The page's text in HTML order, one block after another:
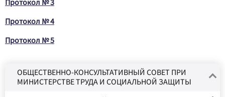
Протокол № 3
Протокол № 4
Протокол № 5
ОБЩЕСТВЕННО-КОНСУЛЬТАТИВНЫЙ СОВЕТ ПРИ
МИНИСТЕРСТВЕ ТРУДА И СОЦИАЛЬНОЙ ЗАЩИТЫ